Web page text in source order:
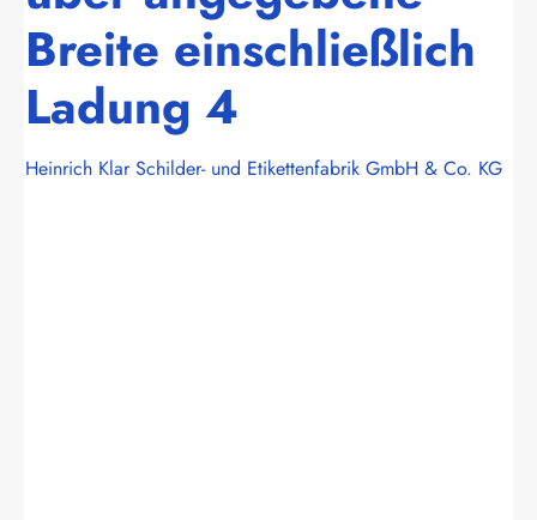
Breite einschließlich
Ladung 4
Heinrich Klar Schilder- und Etikettenfabrik GmbH & Co. KG